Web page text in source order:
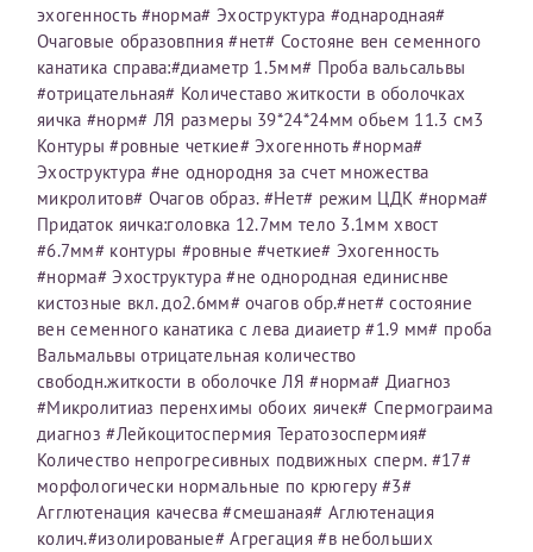
эхогенность #норма# Эхоструктура #однародная#
Очаговые образовпния #нет# Состояне вен семенного
канатика справа:#диаметр 1.5мм# Проба вальсальвы
#отрицательная# Количеставо житкости в оболочках
яичка #норм# ЛЯ размеры 39*24*24мм обьем 11.3 см3
Контуры #ровные четкие# Эхогенноть #норма#
Эхоструктура #не однородня за счет множества
микролитов# Очагов образ. #Нет# режим ЦДК #норма#
Придаток яичка:головка 12.7мм тело 3.1мм хвост
#6.7мм# контуры #ровные #четкие# Эхогенность
#норма# Эхоструктура #не однородная единиснве
кистозные вкл. до2.6мм# очагов обр.#нет# состояние
вен семенного канатика с лева диаиетр #1.9 мм# проба
Вальмальвы отрицательная количество
свободн.житкости в оболочке ЛЯ #норма# Диагноз
#Микролитиаз перенхимы обоих яичек# Спермограима
диагноз #Лейкоцитоспермия Тератозоспермия#
Количество непрогресивных подвижных сперм. #17#
морфологически нормальные по крюгеру #3#
Агглютенация качесва #смешаная# Аглютенация
колич.#изолированые# Агрегация #в небольших
О каком враче расскажете?
Ваш отзыв
Прикрепить файлы
Принимаю условияСоглашения на обработку
персональных данных
Электронная почта*
Номер телефона*
Номер медицинской карты МЦРМ
Сдать спермограмму
Выберите специальность врача
Или введите его имя
Наши специалисты готовы помочь вам, предоставив
общую информацию и рекомендации на основе
ваших вопросов. Задайте ваш вопрос,
и мы постараемся ответить на него как можно
скорее.
Я подтверждаю, что ознакомился с уведомлением,
приведённым выше.
первом заявлении. После отправки готового документа
изменения и переоформление справки на другого
налогоплательщика не выполняются . Пожалуйста,
внимательно проверяйте все данные перед отправкой
заявки.
После отправки заявки вы получите письмо на указанную
электронную почту с подтверждением «Заявка на справку
принята». Если письмо не поступит, пожалуйста, свяжитесь
с МЦРМ для уточнения информации.
Заявление
Прошу выдать справку об оказанных медицинских услугах
следующим пациентам:
Фамилия*
Имя*